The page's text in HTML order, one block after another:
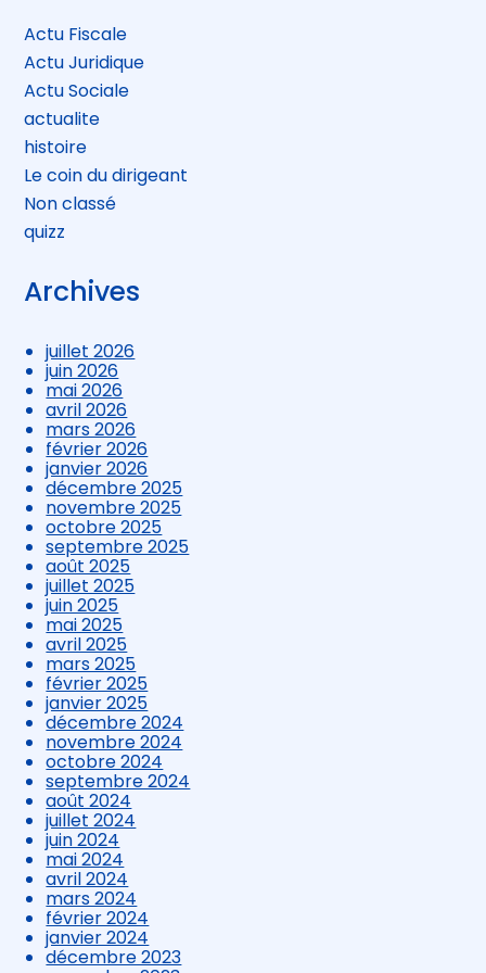
Actu Fiscale
Actu Juridique
Actu Sociale
actualite
histoire
Le coin du dirigeant
Non classé
quizz
Archives
juillet 2026
juin 2026
mai 2026
avril 2026
mars 2026
février 2026
janvier 2026
décembre 2025
novembre 2025
octobre 2025
septembre 2025
août 2025
juillet 2025
juin 2025
mai 2025
avril 2025
mars 2025
février 2025
janvier 2025
décembre 2024
novembre 2024
octobre 2024
septembre 2024
août 2024
juillet 2024
juin 2024
mai 2024
avril 2024
mars 2024
février 2024
janvier 2024
décembre 2023